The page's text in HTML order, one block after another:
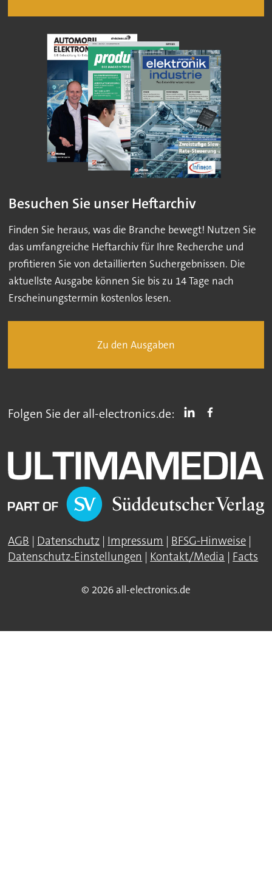
Besuchen Sie unser Heftarchiv
Finden Sie heraus, was die Branche bewegt! Nutzen Sie
das umfangreiche Heftarchiv für Ihre Recherche und
profitieren Sie von detaillierten Suchergebnissen. Die
aktuellste Ausgabe können Sie bis zu 14 Tage nach
Erscheinungstermin kostenlos lesen.
Zu den Ausgaben
Folgen Sie der all-electronics.de:
AGB Datenschutz Impressum BFSG-Hinweise
Datenschutz-Einstellungen
Kontakt/Media Facts
© 2026 all-electronics.de